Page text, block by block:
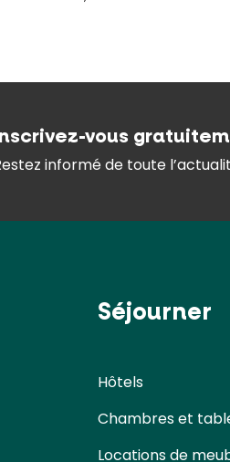
vous
informé de toute
Séjourner
Hôtels
Chambres et
Locations de